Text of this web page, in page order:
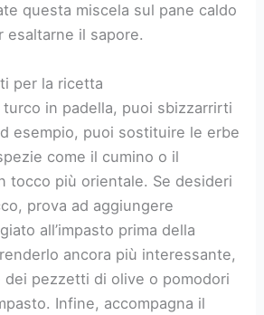
questa miscela sul pane caldo
esaltarne il sapore.
per la ricetta
in padella, puoi sbizzarrirti
esempio, puoi sostituire le erbe
come il cumino o il
tocco più orientale. Se desideri
prova ad aggiungere
all’impasto prima della
ancora più interessante,
dei pezzetti di olive o pomodori
Infine, accompagna il